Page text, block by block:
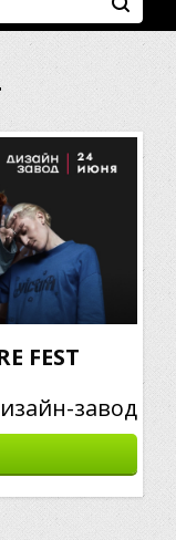
FEST
завод